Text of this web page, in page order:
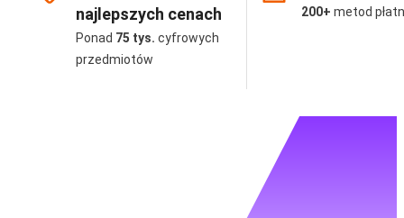
najlepszych cenach
Ponad 75 tys. cyfrowych
przedmiotów
200+ metod